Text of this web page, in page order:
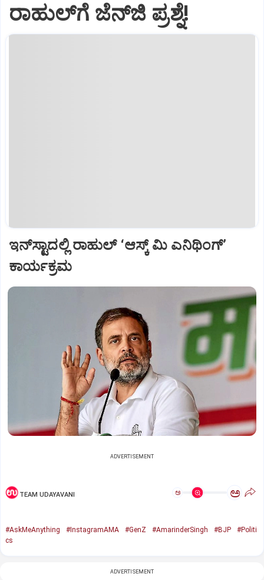
ರಾಹುಲ್‌ಗೆ ಜೆನ್‌ಜಿ ಪ್ರಶ್ನೆ!
ಇನ್‌ಸ್ಟಾದಲ್ಲಿ ರಾಹುಲ್ ‘ಆಸ್ಕ್‌ ಮಿ ಎನಿಥಿಂಗ್‌’
ಕಾರ್ಯಕ್ರಮ
ADVERTISEMENT
TEAM UDAYAVANI ಅ ಅ
#AskMeAnything #InstagramAMA #GenZ #AmarinderSingh #BJP
#Politi
cs
ADVERTISEMENT